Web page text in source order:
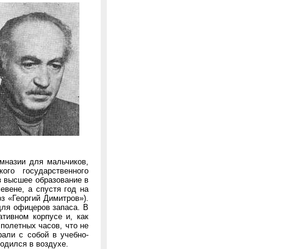
для мальчиков,
государственного
высшее образование в
а спустя год на
«Георгий Димитров»).
офицеров запаса. В
корпусе и, как
часов, что не
с собой в учебно-
в воздухе.